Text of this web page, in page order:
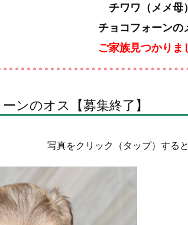
チワワ（メメ母）
チョコフォーンの
ご家族見つかりま
ンのオス【募集終了】
写真をクリック（タップ）する